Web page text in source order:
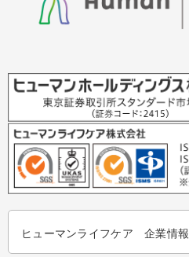
ヒューマンライフケア 企業情報